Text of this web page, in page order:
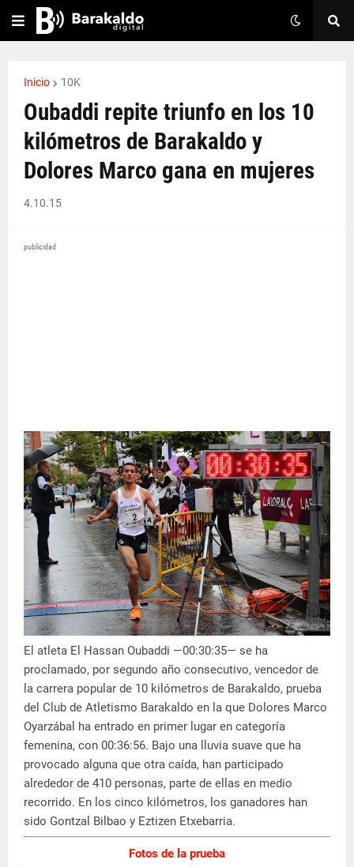
Inicio 10K
Oubaddi repite triunfo en los 10
kilómetros de Barakaldo y
Dolores Marco gana en mujeres
4.10.15
publicidad
El atleta El Hassan Oubaddi —00:30:35— se ha
proclamado, por segundo año consecutivo, vencedor de
la carrera popular de 10 kilómetros de Barakaldo, prueba
del Club de Atletismo Barakaldo en la que Dolores Marco
Oyarzábal ha entrado en primer lugar en categoría
femenina, con 00:36:56. Bajo una lluvia suave que ha
provocado alguna que otra caída, han participado
alrededor de 410 personas, parte de ellas en medio
recorrido. En los cinco kilómetros, los ganadores han
sido Gontzal Bilbao y Eztizen Etxebarria.
Fotos de la prueba